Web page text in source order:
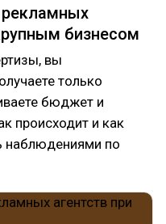
бизнесом
вы
только
бюджет и
происходит и как
наблюдениями по